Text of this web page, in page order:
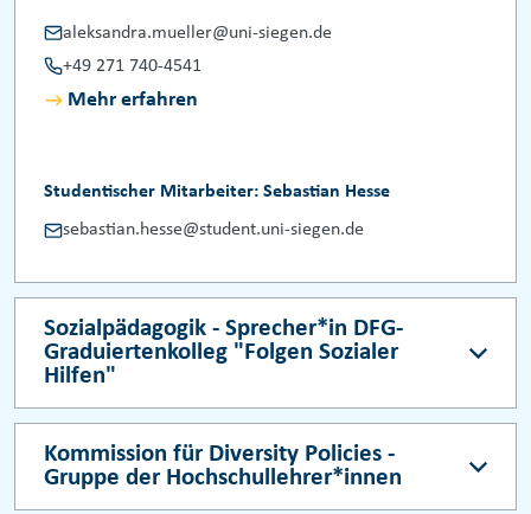
aleksandra.mueller@uni-siegen.de
+49 271 740-4541
Mehr erfahren
Studentischer Mitarbeiter: Sebastian Hesse
sebastian.hesse@student.uni-siegen.de
Sozialpädagogik - Sprecher*in DFG-
Graduiertenkolleg "Folgen Sozialer
Hilfen"
Kommission für Diversity Policies -
Gruppe der Hochschullehrer*innen